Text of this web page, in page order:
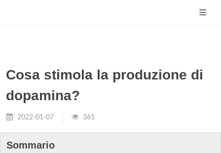
Cosa stimola la produzione di
dopamina?
2022-01-07 361
Sommario